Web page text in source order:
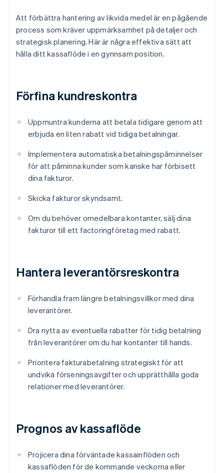
Att förbättra hantering av likvida medel är en pågående
process som kräver uppmärksamhet på detaljer och
strategisk planering. Här är några effektiva sätt att
hålla ditt kassaflöde i en gynnsam position.
Förfina kundreskontra
Uppmuntra kunderna att betala tidigare genom att
erbjuda en liten rabatt vid tidiga betalningar.
Implementera automatiska betalningspåminnelser
för att påminna kunder som kanske har förbisett
dina fakturor.
Skicka fakturor skyndsamt.
Om du behöver omedelbara kontanter, sälj dina
fakturor till ett factoringföretag med rabatt.
Hantera leverantörsreskontra
Förhandla fram längre betalningsvillkor med dina
leverantörer.
Dra nytta av eventuella rabatter för tidig betalning
från leverantörer om du har kontanter till hands.
Prioritera fakturabetalning strategiskt för att
undvika förseningsavgifter och upprätthålla goda
relationer med leverantörer.
Prognos av kassaflöde
Projicera dina förväntade kassainflöden och
kassaflöden för de kommande veckorna eller